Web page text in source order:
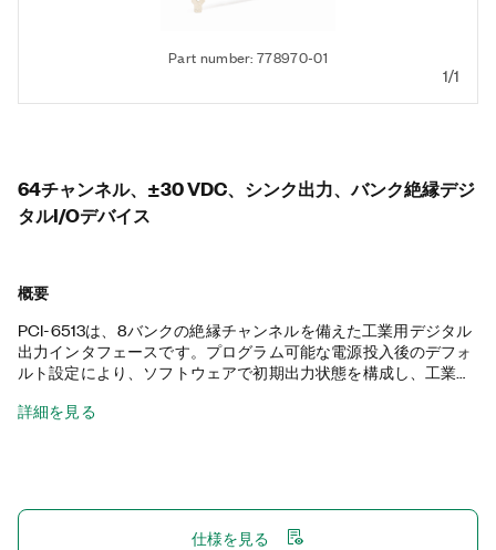
Part number: 778970-01
1/1
64チャンネル、±30 VDC、シンク出力、バンク絶縁デジ
タルI/O​デバイス
概要
PCI-6513は、8バンクの絶縁チャンネルを備えた工業用デジタル
出力インタフェースです。​プログラム可能な電源投入後のデフォ
ルト設定により、ソフトウェアで初期出力状態を構成し、工業用
です。PCI-6513では、コンピュータやアプリケーションに障害が
してデジタルスイッチやリレーをデバウンスします。
詳細を見る
仕様を見る